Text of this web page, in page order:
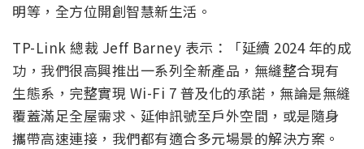
明等，全方位開創智慧新生活。
TP-Link 總裁 Jeff Barney 表示：「延續 2024 年的成
功，我們很高興推出一系列全新產品，無縫整合現有
生態系，完整實現 Wi-Fi 7 普及化的承諾，無論是無縫
覆蓋滿足全屋需求、延伸訊號至戶外空間，或是隨身
攜帶高速連接，我們都有適合多元場景的解決方案。